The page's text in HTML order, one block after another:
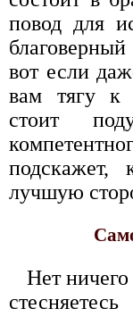
повод для
вот если
вам тягу к
стоит
подскажет,
лучшую
Нет